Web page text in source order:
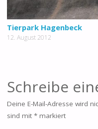
Tierpark Hagenbeck
12. August 2012
Schreibe
Deine E-Mail-Adresse wird
sind mit *markiert